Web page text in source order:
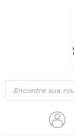
Pesquisar
produtos